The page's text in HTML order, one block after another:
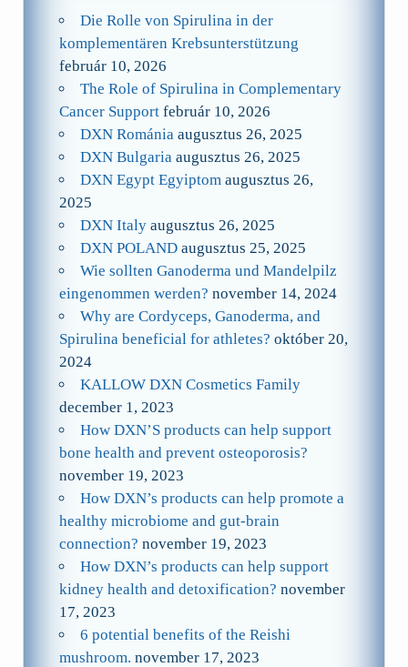
Die Rolle von Spirulina in der
komplementären Krebsunterstützung
február 10, 2026
The Role of Spirulina in Complementary
Cancer Support február 10, 2026
DXN Románia augusztus 26, 2025
DXN Bulgaria augusztus 26, 2025
DXN Egypt Egyiptom augusztus 26,
2025
DXN Italy augusztus 26, 2025
DXN POLAND augusztus 25, 2025
Wie sollten Ganoderma und Mandelpilz
eingenommen werden? november 14, 2024
Why are Cordyceps, Ganoderma, and
Spirulina beneficial for athletes? október 20,
2024
KALLOW DXN Cosmetics Family
december 1, 2023
How DXN’S products can help support
bone health and prevent osteoporosis?
november 19, 2023
How DXN’s products can help promote a
healthy microbiome and gut-brain
connection? november 19, 2023
How DXN’s products can help support
kidney health and detoxification? november
17, 2023
6 potential benefits of the Reishi
mushroom. november 17, 2023